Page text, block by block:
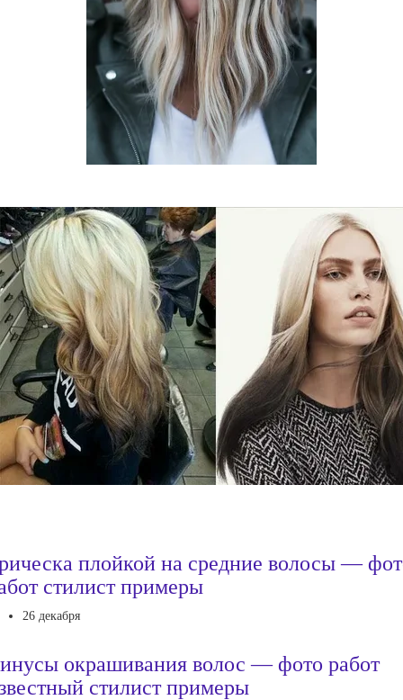
плойкой на средние волосы —
стилист примеры
26 декабря
окрашивания волос — фото работ
стилист примеры